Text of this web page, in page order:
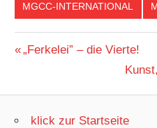
MGCC-INTERNATIONAL
Vorheriger
„Ferkelei” – die Vierte!
klick zur Startseite